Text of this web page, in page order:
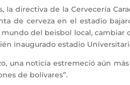
directiva de la Cervecería
de cerveza en el estadio
del beisbol local, cambiar
inaugurado estadio
una noticia estremeció aún
de bolívares”.